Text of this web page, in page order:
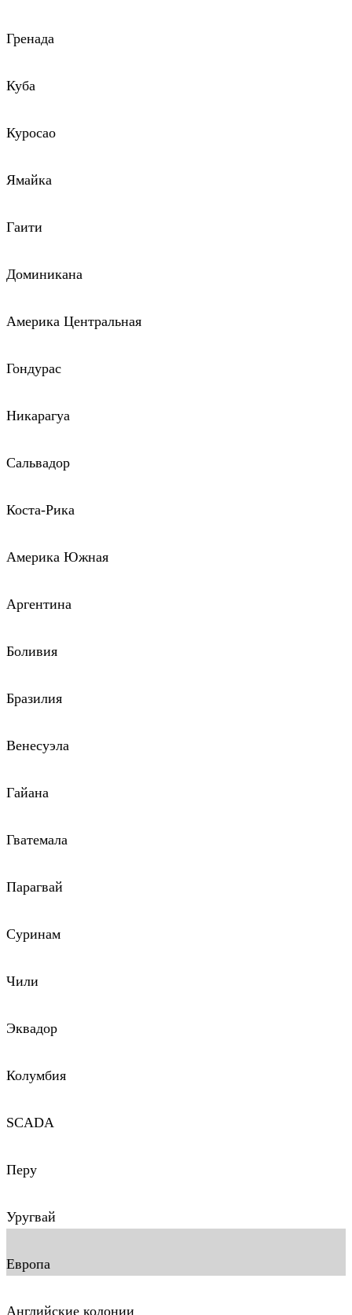
Гренада
Куба
Куросао
Ямайка
Гаити
Доминикана
Америка Центральная
Гондурас
Никарагуа
Сальвадор
Коста-Рика
Америка Южная
Аргентина
Боливия
Бразилия
Венесуэла
Гайана
Гватемала
Парагвай
Суринам
Чили
Эквадор
Колумбия
SCADA
Перу
Уругвай
Европа
Английские колонии